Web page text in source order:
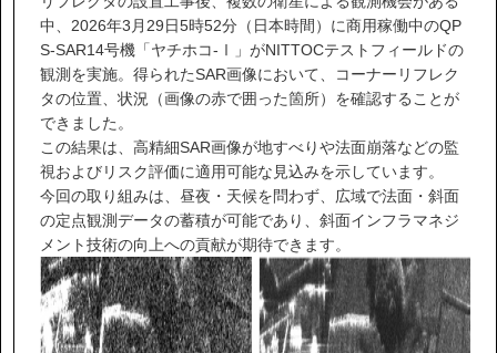
中、2026年3月29日5時52分（日本時間）に商用稼働中のQP
S-SAR14号機「ヤチホコ-Ⅰ」がNITTOCテストフィールドの
観測を実施。得られたSAR画像において、コーナーリフレク
タの位置、状況（画像の赤で囲った箇所）を確認することが
できました。
この結果は、高精細SAR画像が地すべりや法面崩落などの監
視およびリスク評価に適用可能な見込みを示しています。
今回の取り組みは、昼夜・天候を問わず、広域で法面・斜面
の定点観測データの蓄積が可能であり、斜面インフラマネジ
メント技術の向上への貢献が期待できます。